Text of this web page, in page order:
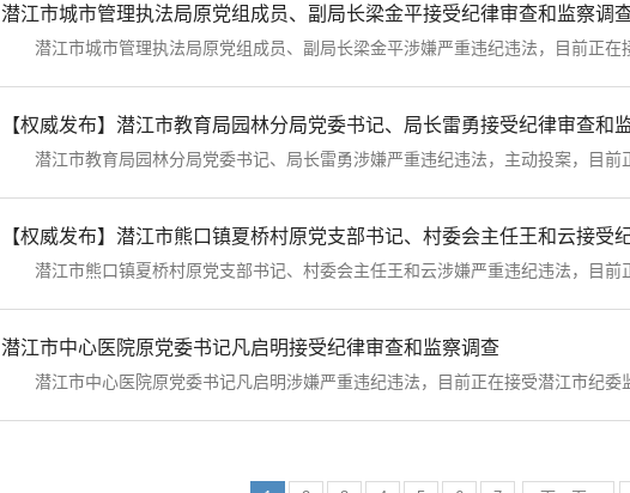
潜江市城市管理执法局原党组成员、副局长梁金平接受纪律审查和监察调
潜江市城市管理执法局原党组成员、副局长梁金平涉嫌严重违纪违法，目前正在
【权威发布】潜江市教育局园林分局党委书记、局长雷勇接受纪律审查和
潜江市教育局园林分局党委书记、局长雷勇涉嫌严重违纪违法，主动投案，目前
【权威发布】潜江市熊口镇夏桥村原党支部书记、村委会主任王和云接受
潜江市熊口镇夏桥村原党支部书记、村委会主任王和云涉嫌严重违纪违法，目前
潜江市中心医院原党委书记凡启明接受纪律审查和监察调查
潜江市中心医院原党委书记凡启明涉嫌严重违纪违法，目前正在接受潜江市纪委